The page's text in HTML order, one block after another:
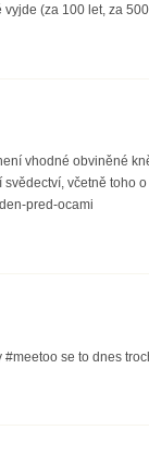
(za 100 let, za
vhodné obviněné
včetně toho
pred-ocami
se to dnes